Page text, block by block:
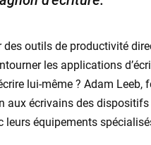
des outils de productivité
les applications
lui-même ? Adam Leeb,
écrivains des
leurs équipements